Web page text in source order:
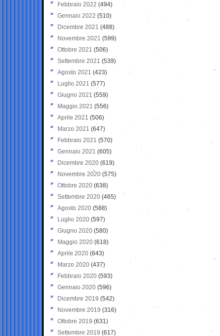
Febbraio 2022 (494)
Gennaio 2022 (510)
Dicembre 2021 (488)
Novembre 2021 (599)
Ottobre 2021 (506)
Settembre 2021 (539)
Agosto 2021 (423)
Luglio 2021 (577)
Giugno 2021(559)
Maggio 2021 (556)
Aprile 2021 (506)
Marzo 2021 (647)
Febbraio 2021 (570)
Gennaio 2021 (605)
Dicembre 2020 (619)
Novembre 2020 (575)
Ottobre 2020 (638)
Settembre 2020(465)
Agosto 2020 (588)
Luglio 2020 (597)
Giugno 2020 (580)
Maggio 2020 (618)
Aprile 2020 (643)
Marzo 2020 (437)
Febbraio 2020 (593)
Gennaio 2020 (596)
Dicembre 2019 (542)
Novembre 2019 (316)
Ottobre 2019 (631)
Settembre 2019 (617)